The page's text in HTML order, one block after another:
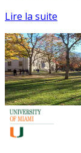
Lire la suite